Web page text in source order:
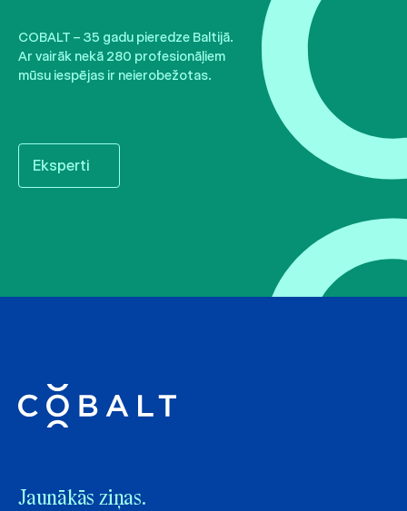
COBALT – 35 gadu pieredze Baltijā.
Ar vairāk nekā 280 profesionāļiem
mūsu iespējas ir neierobežotas.
Eksperti
Jaunākās ziņas.